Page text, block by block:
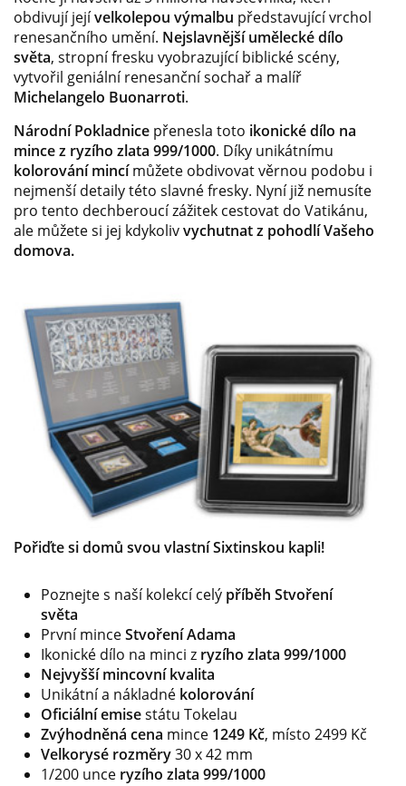
obdivují jejívelkolepou výmalbu představující vrchol
renesančního umění. Nejslavnější umělecké dílo
světa, stropní fresku vyobrazující biblické scény,
vytvořil geniální renesanční sochař a malíř
Michelangelo Buonarroti.
Národní Pokladnice přenesla toto ikonické dílo na
mince z ryzího zlata 999/1000. Díky unikátnímu
kolorování mincímůžete obdivovat věrnou podobu i
nejmenší detaily této slavné fresky. Nyní již nemusíte
pro tento dechberoucí zážitek cestovat do Vatikánu,
ale můžete si jej kdykolivvychutnat z pohodlí Vašeho
domova.
Pořiďte si domů svou vlastní Sixtinskou kapli!
Poznejte s naší kolekcí celý příběh Stvoření
světa
První minceStvoření Adama
Ikonické dílo na minci z ryzího zlata 999/1000
Nejvyšší mincovní kvalita
Unikátní a nákladné kolorování
Oficiální emisestátu Tokelau
Zvýhodněná cena mince 1249 Kč, místo 2499 Kč
Velkorysé rozměry30 x 42 mm
1/200 unce ryzího zlata 999/1000